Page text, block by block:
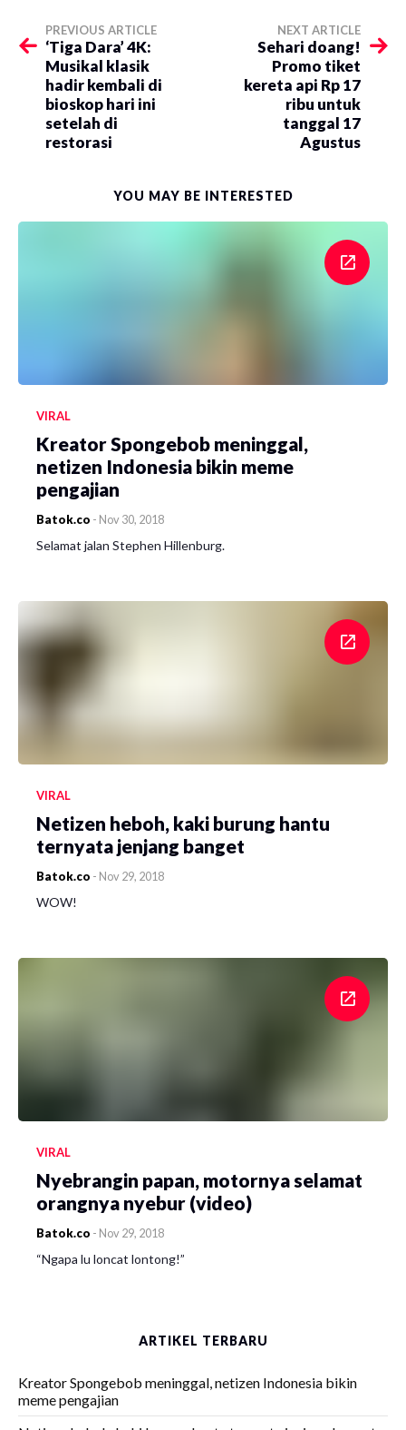
PREVIOUS ARTICLE
‘Tiga Dara’ 4K:
Musikal klasik
hadir kembali di
bioskop hari ini
setelah di
restorasi
NEXT ARTICLE
Sehari doang!
Promo tiket
kereta api Rp 17
ribu untuk
tanggal 17
Agustus
YOU MAY BE INTERESTED
VIRAL
Kreator Spongebob meninggal,
netizen Indonesia bikin meme
pengajian
Batok.co - Nov 30, 2018
Selamat jalan Stephen Hillenburg.
VIRAL
Netizen heboh, kaki burung hantu
ternyata jenjang banget
Batok.co - Nov 29, 2018
WOW!
VIRAL
Nyebrangin papan, motornya selamat
orangnya nyebur (video)
Batok.co - Nov 29, 2018
“Ngapa lu loncat lontong!”
ARTIKEL TERBARU
Kreator Spongebob meninggal, netizen Indonesia bikin
meme pengajian